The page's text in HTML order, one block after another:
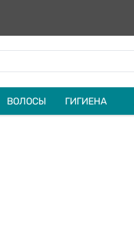
ВОЛОСЫ ГИГИЕНА